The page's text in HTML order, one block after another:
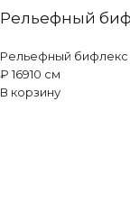
Рельефный
Рельефный бифлекс
₽ 16910 см
В корзину